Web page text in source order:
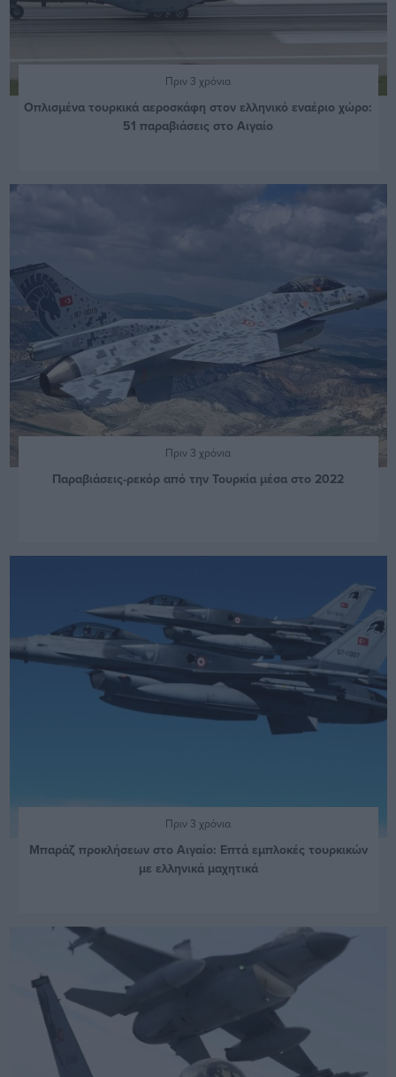
Πριν 3 χρόνια
Οπλισμένα τουρκικά αεροσκάφη στον ελληνικό εναέριο χώρο:
51 παραβιάσεις στο Αιγαίο
Πριν 3 χρόνια
Παραβιάσεις-ρεκόρ από την Τουρκία μέσα στο 2022
Πριν 3 χρόνια
Μπαράζ προκλήσεων στο Αιγαίο: Επτά εμπλοκές τουρκικών
με ελληνικά μαχητικά